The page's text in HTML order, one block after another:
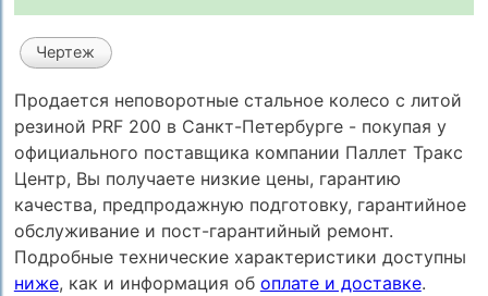
Чертеж
Продается неповоротные стальное колесо с литой
резиной PRF 200 в Санкт-Петербурге - покупая у
официального поставщика компании Паллет Тракс
Центр, Вы получаете низкие цены, гарантию
качества, предпродажную подготовку, гарантийное
обслуживание и пост-гарантийный ремонт.
Подробные технические характеристики доступны
ниже, как и информация об оплате и доставке.